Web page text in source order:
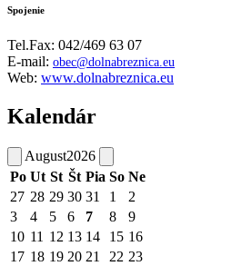
Spojenie
Tel.Fax: 042/469 63 07
E-mail: obec@dolnabreznica.eu
Web: www.dolnabreznica.eu
Kalendár
August2026
Po Ut St Št Pia So Ne
27 28 29 30 31 1
2
3
4 5 6 7 8
9
10 11 12 13 14 15 16
17 18 19 20 21 22 23